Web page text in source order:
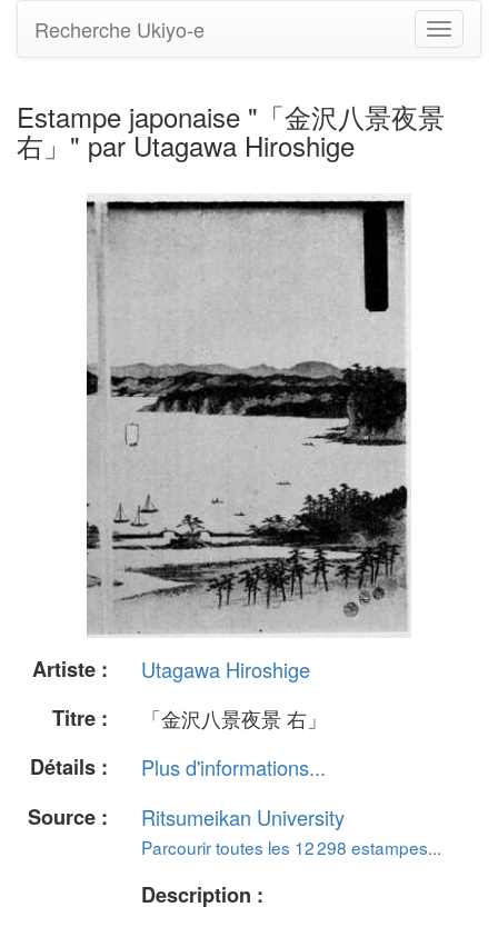
Basculer
la
Recherche Ukiyo-e
Estampe japonaise "「金沢八景夜景
右」" par Utagawa Hiroshige
Artiste :
Utagawa Hiroshige
Titre :
「金沢八景夜景 右」
Détails :
Plus d'informations...
Source :
Ritsumeikan University
Parcourir toutes les 12 298 estampes...
Description :